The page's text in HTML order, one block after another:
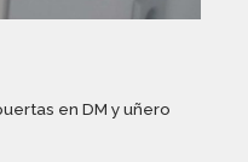
en DM y uñero